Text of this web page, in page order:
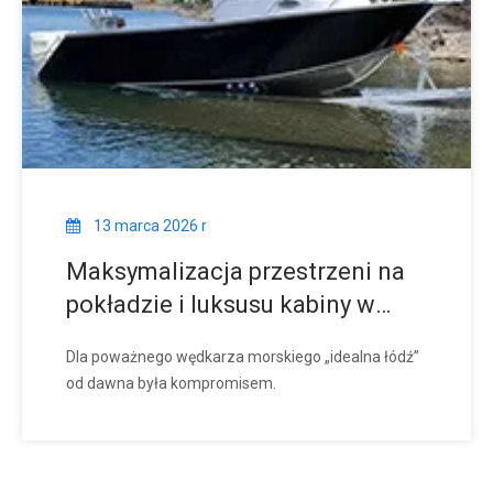
13 marca 2026 r
Maksymalizacja przestrzeni na
pokładzie i luksusu kabiny w
rybackich z kabiną środkową
Dla poważnego wędkarza morskiego „idealna łódź” ​​
od dawna była kompromisem.